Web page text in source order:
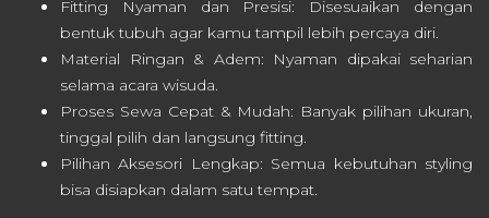
Fitting Nyaman dan Presisi: Disesuaikan dengan
bentuk tubuh agar kamu tampil lebih percaya diri.
Material Ringan & Adem: Nyaman dipakai seharian
selama acara wisuda.
Proses Sewa Cepat & Mudah: Banyak pilihan ukuran,
tinggal pilih dan langsung fitting.
Pilihan Aksesori Lengkap: Semua kebutuhan styling
bisa disiapkan dalam satu tempat.